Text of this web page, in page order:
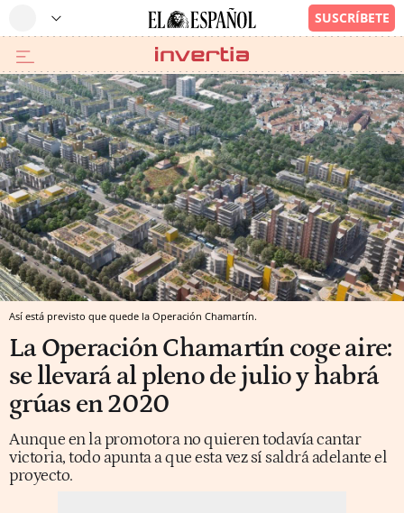
Así está previsto que quede la Operación Chamartín.
La Operación Chamartín coge aire:
se llevará al pleno de julio y habrá
grúas en 2020
Aunque en la promotora no quieren todavía cantar
victoria, todo apunta a que esta vez sí saldrá adelante el
proyecto.